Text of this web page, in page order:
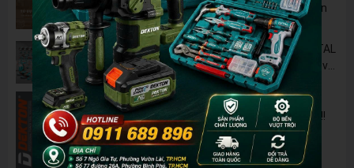
Tủ Dụng Cụ CSPS: Giải Pháp Sắp Xếp Chuyên
Nghiệp Cho Mọi Xưởng Cơ Khí
🔋 Đột Phá Công Nghệ: Pin Lithium 42V TOTAL
B42M – Giải Pháp Thay Thế Máy Dùng Điện và
Nhiên Liệu
Pin 2Ah Chân Phổ Thông Dekton M21-
B2065PLUS - GỌN NHẸ, TIỆN LỢI đã về hàng!!!